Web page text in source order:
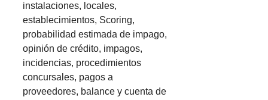
instalaciones, locales,
establecimientos, Scoring,
probabilidad estimada de impago,
opinión de crédito, impagos,
incidencias, procedimientos
concursales, pagos a
proveedores, balance y cuenta de